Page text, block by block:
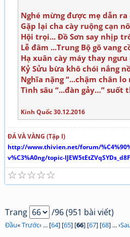
Nghé mừng được mẹ dẫn ra
Gặp lại cha cày ruộng cạn
Hội trọi... Đồ Sơn say nhịp
Lễ đâm ...Trung Bộ gõ vang
Hạ xuân cày máy thay ngưu
Kỷ Sửu bừa khô chói nắng
Nghĩa nặng “...chậm chân lo
Tình sâu “...đàn gảy…” suốt
Kinh Quốc 30.12.2016
ĐÁ VÀ VÀNG (Tập I)
http://www.thivien.net/forum/
v%C3%A0ng/topic-
☆
☆
☆
☆
☆
Trang /96 (951 bài viết)
Đầu«Trước‹ ... [64] [65] [66] [67] [68] ... ›